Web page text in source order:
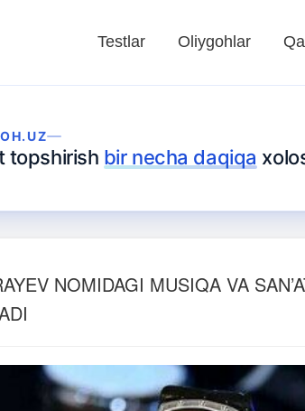
Testlar Oliygohlar
topshirish bir necha daqiqa
NOMIDAGI MUSIQA VA